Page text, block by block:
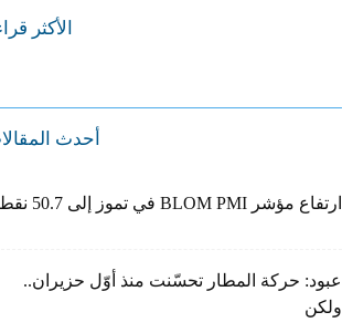
الأكثر
أحدث
ارتفاع مؤشر BLOM PMI في تموز إلى 50.7 نقطة
عبود: حركة المطار تحسّنت منذ أوّل حزيران..
ولكن